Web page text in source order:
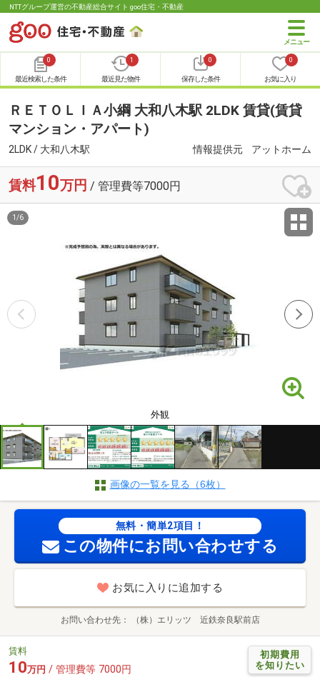
NTTグループ運営の不動産総合サイト goo住宅・不動産
0
最近検索した条件
1
最近見た物件
0
保存した条件
0
お気に入り
ＲＥＴＯＬＩＡ小綱 大和八木駅 2LDK 賃貸(賃貸
マンション・アパート)
2LDK / 大和八木駅 情報提供元 アットホーム
賃料10万円 / 管理費等7000円
外観
1 /6
画像の一覧を見る（6枚）
無料・簡単2項目！
この物件にお問い合わせする
お気に入りに追加する
お問い合わせ先 （株）エリッツ 近鉄奈良駅前店
初期費用
を知りたい
賃料
10万円 / 管理費等 7000円